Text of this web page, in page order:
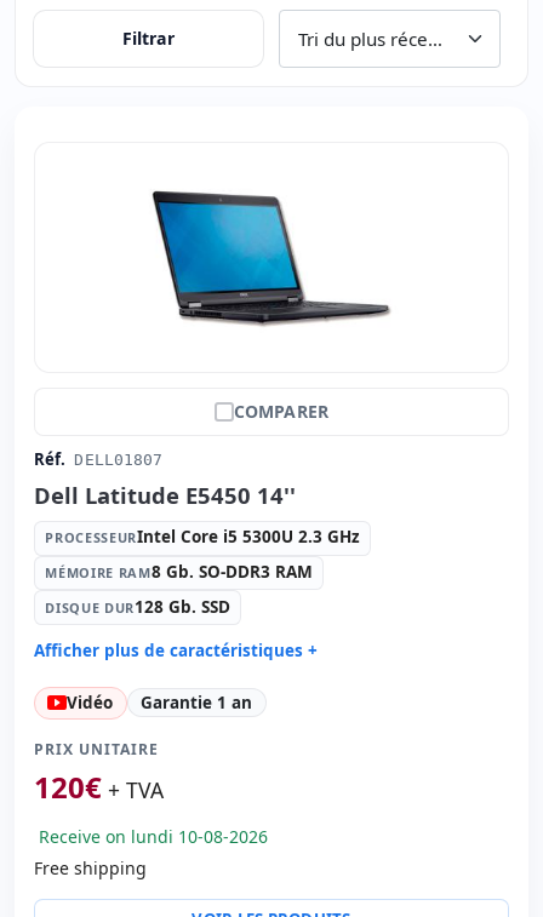
Filtrar
COMPARER
Réf. DELL01807
Dell Latitude E5450 14''
PROCESSEURIntel Core i5 5300U 2.3 GHz
MÉMOIRE RAM8 Gb. SO-DDR3 RAM
DISQUE DUR128 Gb. SSD
Afficher plus de caractéristiques +
Processeur: Intel Core i5 5300U 2.3 GHz.
Mémoire RAM: 8 Gb. SO-DDR3 RAM
Disque dur: 128 Gb. SSD
Graphique: Intel HD Graphics 5500
Réseau: Intel I218-LM
Système opératif:
Ports: USB 2.0 · 2x USB 3.0
Vidéo Garantie 1 an
PRIX UNITAIRE
120€ + TVA
Receive on lundi 10-08-2026
Free shipping